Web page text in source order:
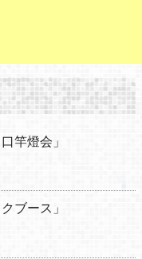
竿燈会」
ブース」